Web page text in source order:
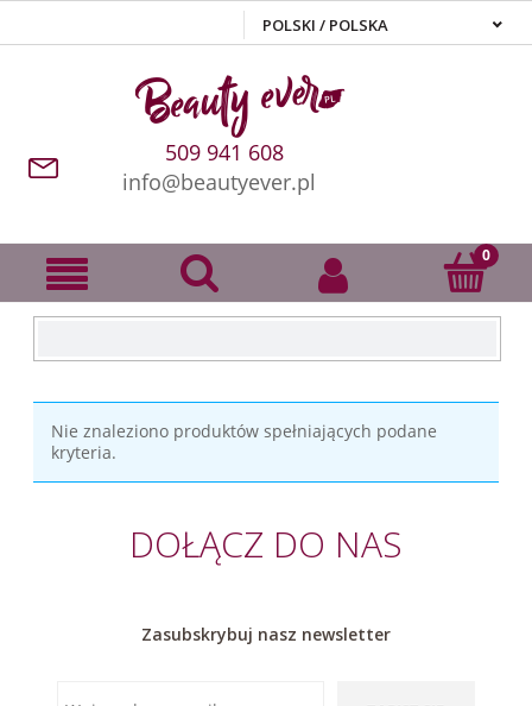
509 941 608
info@beautyever.pl
Nie znaleziono produktów spełniających podane
kryteria.
DOŁĄCZ DO NAS
Zasubskrybuj nasz newsletter